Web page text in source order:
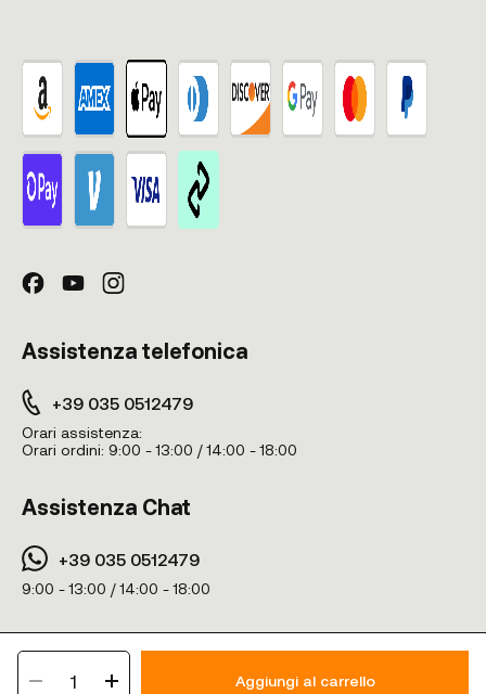
1 Aggiungi al carrello
Assistenza telefonica
+39 035 0512479
Orari assistenza:
Orari ordini: 9:00 - 13:00 / 14:00 - 18:00
Assistenza Chat
+39 035 0512479
9:00 - 13:00 / 14:00 - 18:00
16, 24020 Ranica BG - Italy - PIVA n° IT04379890165